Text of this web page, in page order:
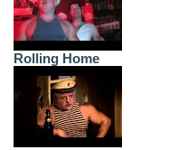
Rolling Home